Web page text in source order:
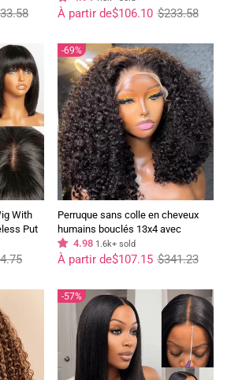
épilés - Geeta Hair
Prix
régulier
$233.58
Prix
réduit
À partir de$106.10
With
Put
69%
Perruque sans colle en cheveux
humains bouclés 13x4 avec
dentelle frontale bouclée Bob Wig
pré-épilée avec ligne de cheveux
4.98 1.6k+ sold
Prix
régulier
$341.23
Prix
réduit
À partir de$107.15
57%